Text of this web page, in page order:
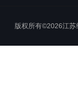
版权所有©2026江